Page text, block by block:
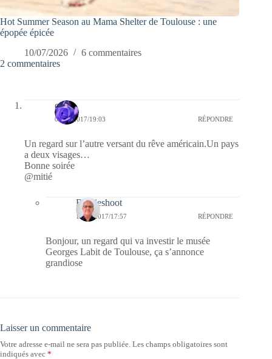
Hot Summer Season au Mama Shelter de Toulouse : une
épopée épicée
10/07/2026
6 commentaires
2 commentaires
covix
09/05/2017/19:03 RÉPONDRE
Un regard sur l’autre versant du rêve américain.Un pays
a deux visages…
Bonne soirée
@mitié
Bernieshoot
10/05/2017/17:57 RÉPONDRE
Bonjour, un regard qui va investir le musée
Georges Labit de Toulouse, ça s’annonce
grandiose
Laisser un commentaire
Votre adresse e-mail ne sera pas publiée. Les champs obligatoires sont
indiqués avec *